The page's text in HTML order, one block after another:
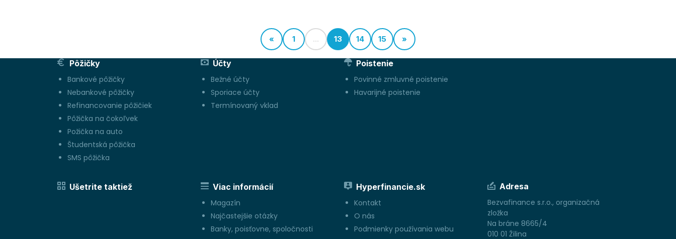
« 1 ... 13 14 15 »
Pôžičky
Bankové pôžičky
Nebankové pôžičky
Refinancovanie pôžičiek
Pôžička na čokoľvek
Požička na auto
Študentská pôžička
SMS pôžička
Účty
Bežné účty
Sporiace účty
Termínovaný vklad
Poistenie
Povinné zmluvné poistenie
Havarijné poistenie
Ušetrite taktiež
Viac informácií
Magazín
Najčastejšie otázky
Banky, poisťovne, spoločnosti
Hyperfinancie.sk
Kontakt
O nás
Podmienky používania webu
Adresa
Bezvafinance s.r.o., organizačná
zložka
Na bráne 8665/4
010 01 Žilina